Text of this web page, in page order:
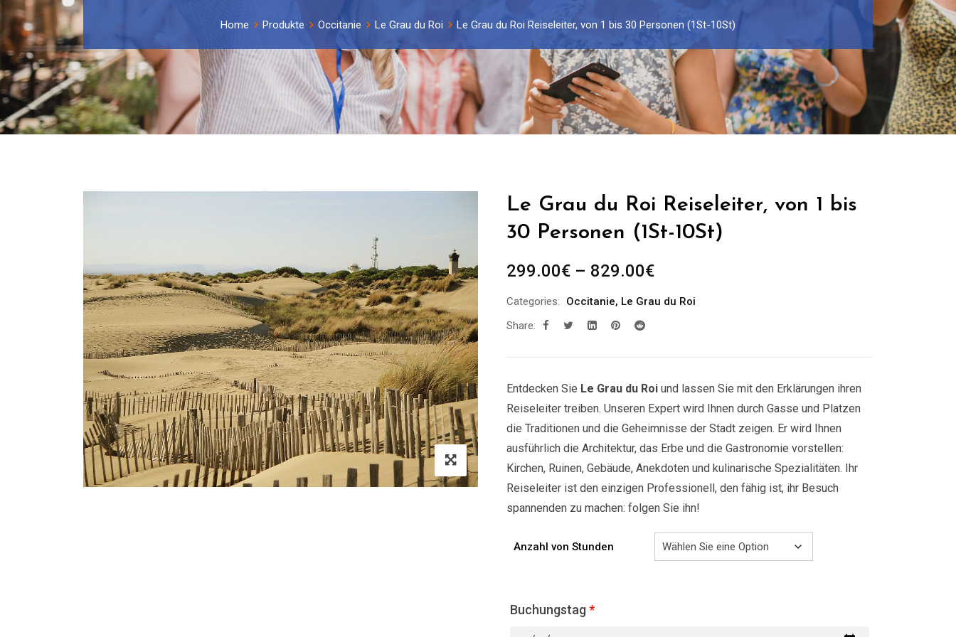
Home Produkte Occitanie Le Grau du Roi Le Grau du Roi Reiseleiter, von 1 bis 30 Personen (1St-10St)
Le Grau du Roi Reiseleiter, von 1 bis
30 Personen (1St-10St)
299.00€ – 829.00€Preisspanne:
bis
Categories: Occitanie, Le Grau du Roi
Share:
Entdecken Sie Le Grau du Roi und lassen Sie mit den Erklärungen ihren
Reiseleiter treiben. Unseren Expert wird Ihnen durch Gasse und Platzen
die Traditionen und die Geheimnisse der Stadt zeigen. Er wird Ihnen
ausführlich die Architektur, das Erbe und die Gastronomie vorstellen:
Kirchen, Ruinen, Gebäude, Anekdoten und kulinarische Spezialitäten. Ihr
Reiseleiter ist den einzigen Professionell, den fähig ist, ihr Besuch
spannenden zu machen: folgen Sie ihn!
Anzahl von Stunden
Buchungstag*